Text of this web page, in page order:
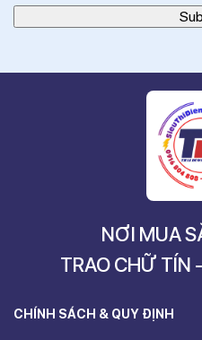
NƠI MUA
TRAO CHỮ TÍN
CHÍNH SÁCH & QUY ĐỊNH